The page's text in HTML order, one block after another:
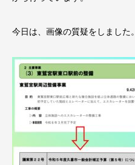
今日は、画像の質疑をしました。